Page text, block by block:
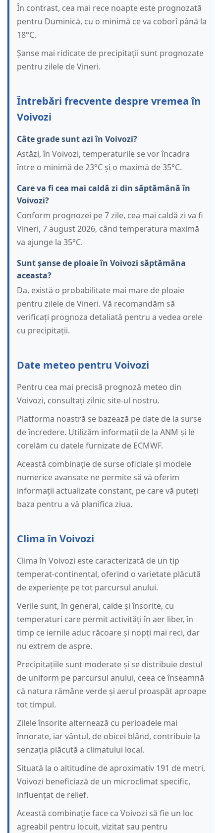
În contrast, cea mai rece noapte este prognozată
pentru Duminică, cu o minimă ce va coborî până la
18°C.
Șanse mai ridicate de precipitații sunt prognozate
pentru zilele de Vineri.
Întrebări frecvente despre vremea în
Voivozi
Câte grade sunt azi în Voivozi?
Astăzi, în Voivozi, temperaturile se vor încadra
între o minimă de 23°C și o maximă de 35°C.
Care va fi cea mai caldă zi din săptămână în
Voivozi?
Conform prognozei pe 7 zile, cea mai caldă zi va fi
Vineri, 7 august 2026, când temperatura maximă
va ajunge la 35°C.
Sunt șanse de ploaie în Voivozi săptămâna
aceasta?
Da, există o probabilitate mai mare de ploaie
pentru zilele de Vineri. Vă recomandăm să
verificați prognoza detaliată pentru a vedea orele
cu precipitații.
Date meteo pentru Voivozi
Pentru cea mai precisă prognoză meteo din
Voivozi, consultați zilnic site-ul nostru.
Platforma noastră se bazează pe date de la surse
de încredere. Utilizăm informații de la ANM și le
corelăm cu datele furnizate de ECMWF.
Această combinație de surse oficiale și modele
numerice avansate ne permite să vă oferim
informații actualizate constant, pe care vă puteți
baza pentru a vă planifica ziua.
Clima în Voivozi
Clima în Voivozi este caracterizată de un tip
temperat-continental, oferind o varietate plăcută
de experiențe pe tot parcursul anului.
Verile sunt, în general, calde și însorite, cu
temperaturi care permit activități în aer liber, în
timp ce iernile aduc răcoare și nopți mai reci, dar
nu extrem de aspre.
Precipitațiile sunt moderate și se distribuie destul
de uniform pe parcursul anului, ceea ce înseamnă
că natura rămâne verde și aerul proaspăt aproape
tot timpul.
Zilele însorite alternează cu perioadele mai
înnorate, iar vântul, de obicei blând, contribuie la
senzația plăcută a climatului local.
Situată la o altitudine de aproximativ 191 de metri,
Voivozi beneficiază de un microclimat specific,
influențat de relief.
Această combinație face ca Voivozi să fie un loc
agreabil pentru locuit, vizitat sau pentru